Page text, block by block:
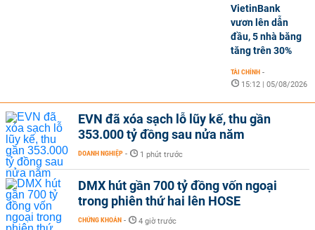
VietinBank
vươn lên dẫn
đầu, 5 nhà băng
tăng trên 30%
TÀI CHÍNH -
15:12 | 05/08/2026
EVN đã xóa sạch lỗ lũy kế, thu gần
353.000 tỷ đồng sau nửa năm
DOANH NGHIỆP - 1 phút trước
DMX hút gần 700 tỷ đồng vốn ngoại
trong phiên thứ hai lên HOSE
CHỨNG KHOÁN - 4 giờ trước